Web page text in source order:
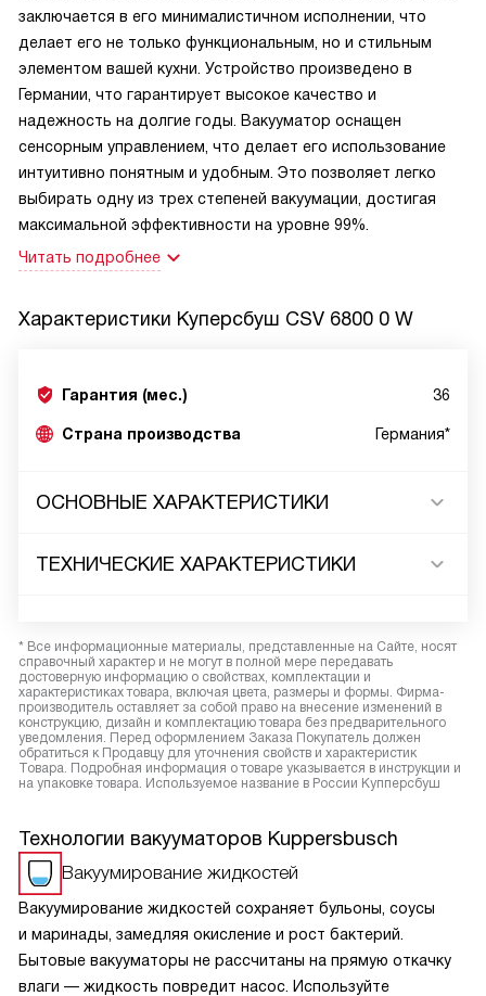
заключается в его минималистичном исполнении, что
делает его не только функциональным, но и стильным
элементом вашей кухни. Устройство произведено в
Германии, что гарантирует высокое качество и
надежность на долгие годы. Вакууматор оснащен
сенсорным управлением, что делает его использование
интуитивно понятным и удобным. Это позволяет легко
выбирать одну из трех степеней вакуумации, достигая
максимальной эффективности на уровне 99%.
Читать подробнее
Характеристики Куперсбуш CSV 6800 0 W
Гарантия (мес.) 36
Страна производства Германия*
ОСНОВНЫЕ ХАРАКТЕРИСТИКИ
ТЕХНИЧЕСКИЕ ХАРАКТЕРИСТИКИ
* Все информационные материалы, представленные на Сайте, носят
справочный характер и не могут в полной мере передавать
достоверную информацию о свойствах, комплектации и
характеристиках товара, включая цвета, размеры и формы. Фирма-
производитель оставляет за собой право на внесение изменений в
конструкцию, дизайн и комплектацию товара без предварительного
уведомления. Перед оформлением Заказа Покупатель должен
обратиться к Продавцу для уточнения свойств и характеристик
Товара. Подробная информация о товаре указывается в инструкции и
на упаковке товара. Используемое название в России Купперсбуш
Технологии вакууматоров Kuppersbusch
Вакуумирование жидкостей
Вакуумирование жидкостей сохраняет бульоны, соусы
и маринады, замедляя окисление и рост бактерий.
Бытовые вакууматоры не рассчитаны на прямую откачку
влаги — жидкость повредит насос. Используйте